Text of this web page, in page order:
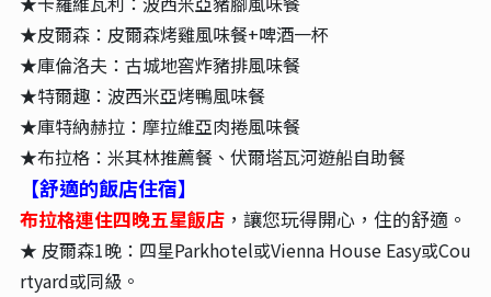
★皮爾森：皮爾森烤雞風味餐+啤酒一杯
★庫倫洛夫：古城地窖炸豬排風味餐
★特爾趣：波西米亞烤鴨風味餐
★庫特納赫拉：摩拉維亞肉捲風味餐
★布拉格：米其林推薦餐、伏爾塔瓦河遊船自助餐
【舒適的飯店住宿】
布拉格連住四晚五星飯店，讓您玩得開心，住的舒適。
★ 皮爾森1晚：四星Parkhotel或Vienna House Easy或Cou
rtyard或同級。